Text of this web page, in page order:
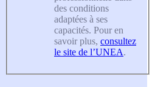
des conditions
adaptées à ses
capacités. Pour en
savoir plus, consultez
le site de l’UNEA.